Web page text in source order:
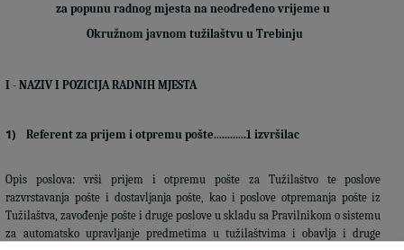
za popunu radnogmjesta naneodređeno vrijeme u
Okružnom javnom tužilaštvu u Trebinju
I - NAZIV I POZICIJA RADNIH MJESTA
1) Referent za prijem i otpremu pošte............1izvršilac
Opis poslova: vrši prijem i otpremu pošte za Tužilaštvo te poslove
razvrstavanja pošte i dostavljanja pošte, kao i poslove otpremanja pošte iz
Tužilaštva, zavođenje pošte i druge poslove u skladu sa Pravilnikom o sistemu
za automatsko upravljanje predmetima u tužilaštvima i obavlja i druge